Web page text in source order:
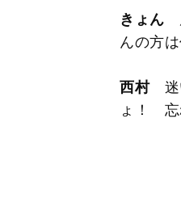
きょん
んの方
西村迷
ょ！ 忘